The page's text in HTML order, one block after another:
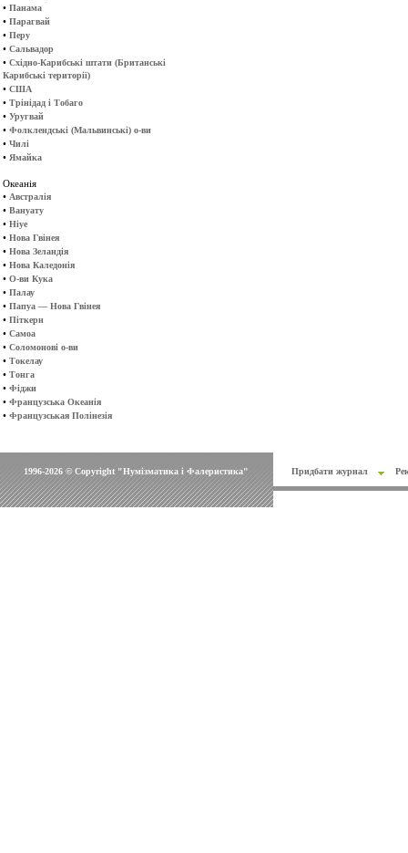
• Панама
• Парагвай
• Перу
• Сальвадор
• Східно-Карибські штати (Британські
Карибські території)
• США
• Трінідад і Тобаго
• Уругвай
• Фолклендські (Мальвинські) о-ви
• Чилі
• Ямайка
Океанія
• Австралія
• Вануату
• Ніуе
• Нова Гвінея
• Нова Зеландія
• Нова Каледонія
• О-ви Кука
• Палау
• Папуа — Нова Гвінея
• Піткерн
• Самоа
• Соломонові о-ви
• Токелау
• Тонга
• Фіджи
• Французська Океанія
• Французськая Полінезія
1996-2026 © Copyright "Нумізматика і Фалеристика" Придбати журнал